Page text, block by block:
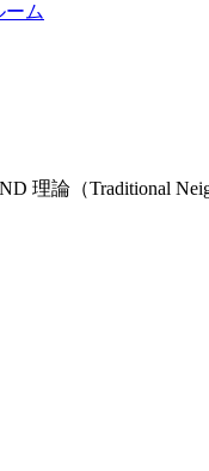
ーム
論（Traditional